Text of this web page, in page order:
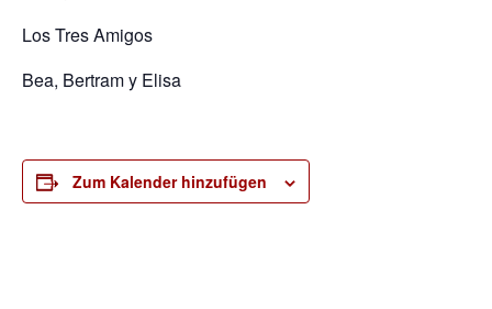
Los Tres Amigos
Bea, Bertram y Elisa
Zum Kalender hinzufügen